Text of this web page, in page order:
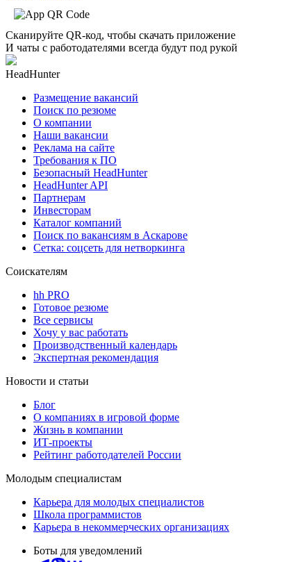
Сканируйте QR-код, чтобы скачать приложение
И чаты с работодателями всегда будут под рукой
HeadHunter
Размещение вакансий
Поиск по резюме
О компании
Наши вакансии
Реклама на сайте
Требования к ПО
Безопасный HeadHunter
HeadHunter API
Партнерам
Инвесторам
Каталог компаний
Поиск по вакансиям в Аскарове
Сетка: соцсеть для нетворкинга
Соискателям
hh PRO
Готовое резюме
Все сервисы
Хочу у вас работать
Производственный календарь
Экспертная рекомендация
Новости и статьи
Блог
О компаниях в игровой форме
Жизнь в компании
ИТ-проекты
Рейтинг работодателей России
Молодым специалистам
Карьера для молодых специалистов
Школа программистов
Карьера в некоммерческих организациях
Боты для уведомлений